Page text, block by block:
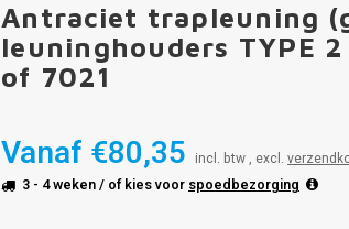
Antraciet trapleuning
leuninghouders TYPE
of 7021
Vanaf €80,35 incl. btw , excl.
3 - 4 weken/ of kies voor spoedbezorging